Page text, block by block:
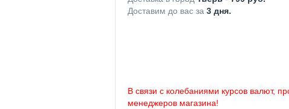
Доставим до вас за 3 дня.
В связи с колебаниями курсов валют,
менеджеров магазина!